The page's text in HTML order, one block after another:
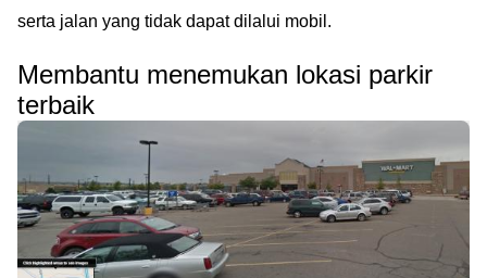
serta jalan yang tidak dapat dilalui mobil.
Membantu menemukan lokasi parkir
terbaik